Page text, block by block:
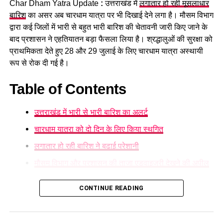
सुरक्षित घाटों पर ही स्नान करें और चेतावनी वाले स्थानों पर जाने से बचें।
Char Dham Yatra Update : उत्तराखंड मेंलगातार हो रही मूसलाधार
बारिशका असर अब चारधाम यात्रा पर भी दिखाई देने लगा है। मौसम विभाग
द्वारा कई जिलों में भारी से बहुत भारी बारिश की चेतावनी जारी किए जाने के
बाद प्रशासन ने एहतियातन बड़ा फैसला लिया है। श्रद्धालुओं की सुरक्षा को
प्राथमिकता देते हुए 28 और 29 जुलाई के लिए चारधाम यात्रा अस्थायी
रूप से रोक दी गई है।
Table of Contents
उत्तराखंड में भारी से भारी बारिश का अलर्ट
चारधाम यात्रा को दो दिन के लिए किया स्थगित
लगातार हो रही बारिश ने बढ़ाई परेशानी
उत्तराखंड में भारी से भारी बारिश का अलर्ट
CONTINUE READING